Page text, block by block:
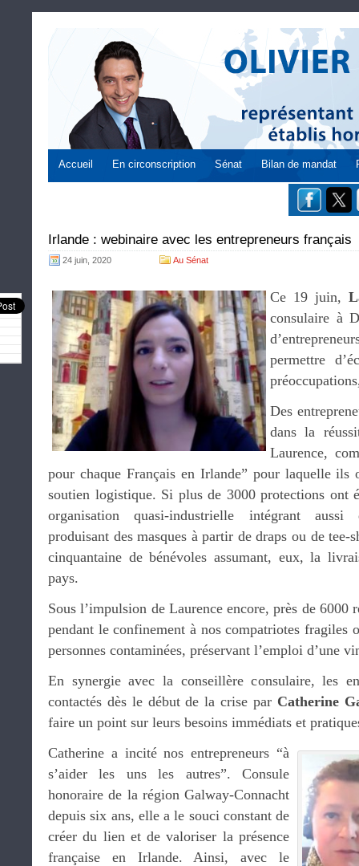
Accueil En circonscription Sénat Bilan de mandat
Irlande : webinaire avec les entrepreneurs français
24 juin, 2020 Au Sénat
Ce 19 juin,
consulaire à
permettre
Des
dans la
Laurence,
pour chaque Français en Irlande” pour laquelle
soutien logistique. Si plus de 3000 protections ont
organisation quasi-industrielle intégrant aussi
produisant des masques à partir de draps ou de
cinquantaine de bénévoles assumant, eux, la
pays.
Sous l’impulsion de Laurence encore, près de 6000
pendant le confinement à nos compatriotes fragiles
personnes contaminées, préservant l’emploi d’une
En synergie avec la conseillère consulaire, les
contactés dès le début de la crise par Catherine
faire un point sur leurs besoins immédiats et
Catherine a incité nos entrepreneurs “à
s’aider les uns les autres”. Consule
honoraire de la région Galway-Connacht
depuis six ans, elle a le souci constant de
créer du lien et de valoriser la présence
française en Irlande. Ainsi, avec le